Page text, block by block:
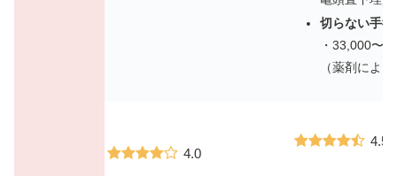
切らない手術
・33,000〜
（薬剤によ
4.0
4.5